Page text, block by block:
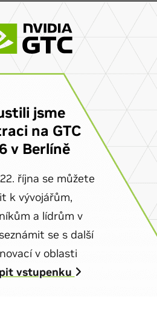
jsme
na GTC
v Berlíně
října se můžete
k vývojářům,
a lídrům v
se s další
v oblasti
vstupenku